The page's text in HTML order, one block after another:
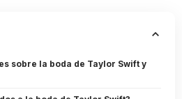
sobre la boda de Taylor Swift y